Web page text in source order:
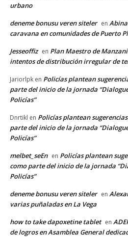
urbano
deneme bonusu veren siteler en
caravana en comunidades de Puerto
Jesseoffiz en Plan Maestro de
intentos de distribución irregular de
Jariorlpk en Policías plantean
parte del inicio de la jornada
Policías”
Dnrtikl en Policías plantean
parte del inicio de la jornada
Policías”
melbet_seEn en Policías plantean
como parte del inicio de la jornada
Policías”
deneme bonusu veren siteler en
varias puñaladas en La Vega
how to take dapoxetine tablet en
de logros en Asamblea General